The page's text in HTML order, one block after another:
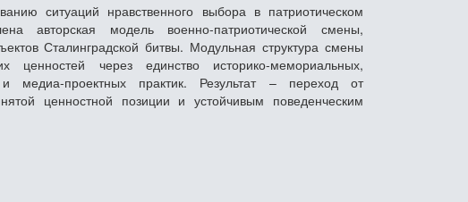
ситуаций нравственного выбора в патриотическом
авторская модель военно-патриотической смены,
Сталинградской битвы. Модульная структура смены
ценностей через единство историко-мемориальных,
медиа-проектных практик. Результат – переход от
ценностной позиции и устойчивым поведенческим